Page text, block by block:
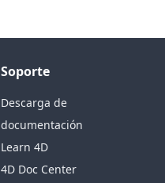
Soporte
Descarga de
documentación
Learn 4D
4D Doc Center